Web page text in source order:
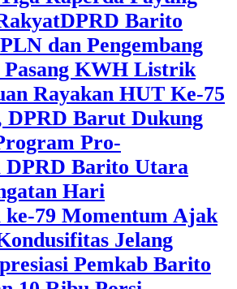
DPRD Barito
dan Pengembang
KWH Listrik
Rayakan HUT Ke-75
Barut Dukung
Pro-
DPRD Barito Utara
Hari
ke-79 Momentum Ajak
Jelang
Pemkab Barito